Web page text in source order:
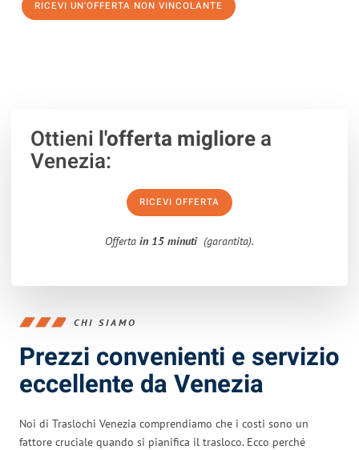
RICEVI UN'OFFERTA NON VINCOLANTE
Ottieni l'offerta migliorea
Venezia:
RICEVI OFFERTA
Offerta in 15 minuti (garantita).
CHI SIAMO
Prezzi convenienti e servizio
eccellente da Venezia
Noi di Traslochi Venezia comprendiamo che i costi sono un
fattore cruciale quando si pianifica il trasloco. Ecco perché